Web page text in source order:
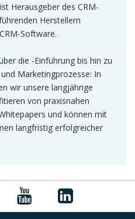
ist Herausgeber des CRM-
Herstellern
Software.
die -Einführung bis hin zu
Marketingprozesse: In
wir unsere langjährige
von praxisnahen
und können mit
langfristig erfolgreicher